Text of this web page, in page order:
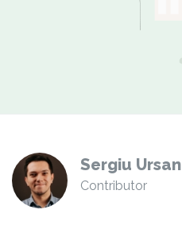
Sergiu Ursan
Contributor